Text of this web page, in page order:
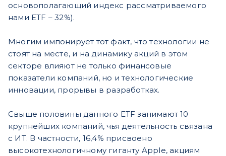
основополагающий индекс рассматриваемого
нами ETF – 32%).
Многим импонирует тот факт, что технологии не
стоят на месте, и на динамику акций в этом
секторе влияют не только финансовые
показатели компаний, но и технологические
инновации, прорывы в разработках.
Свыше половины данного ETF занимают 10
крупнейших компаний, чья деятельность связана
с ИТ. В частности, 16,4% присвоено
высокотехнологичному гиганту Apple, акциям